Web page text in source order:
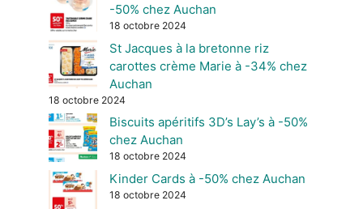
-50% chez Auchan
18 octobre 2024
St Jacques à la bretonne riz
carottes crème Marie à -34% chez
Auchan
18 octobre 2024
Biscuits apéritifs 3D’s Lay’s à -50%
chez Auchan
18 octobre 2024
Kinder Cards à -50% chez Auchan
18 octobre 2024